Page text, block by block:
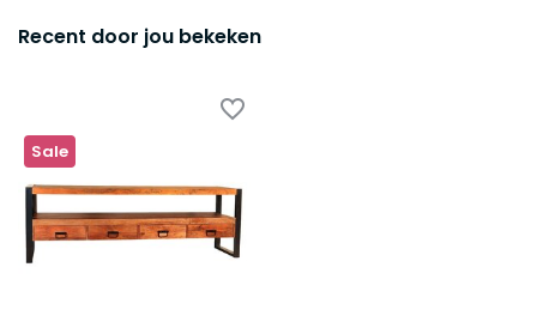
Recent door jou bekeken
Sale